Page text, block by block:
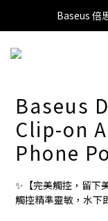
Baseus
Clip-on
Phone
✨【完美觸控，留下
觸控精準靈敏，水下
Baseus 小
商品導購 / 客